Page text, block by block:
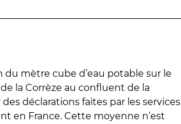
mètre cube d’eau potable sur le
la Corrèze au confluent de la
déclarations faites par les services
en France. Cette moyenne n’est